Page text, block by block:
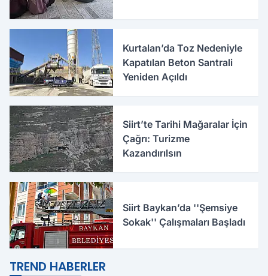
Kurtalan’da Toz Nedeniyle
Kapatılan Beton Santrali
Yeniden Açıldı
Siirt’te Tarihi Mağaralar İçin
Çağrı: Turizme
Kazandırılsın
Siirt Baykan’da ''Şemsiye
Sokak'' Çalışmaları Başladı
TREND HABERLER